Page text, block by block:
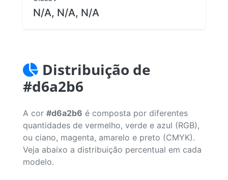
N/A, N/A, N/A
Distribuição de
#d6a2b6
A cor #d6a2b6 é composta por diferentes
quantidades de vermelho, verde e azul (RGB),
ou ciano, magenta, amarelo e preto (CMYK).
Veja abaixo a distribuição percentual em cada
modelo.